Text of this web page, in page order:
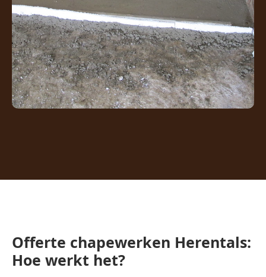
Offerte chapewerken Herentals:
Hoe werkt het?